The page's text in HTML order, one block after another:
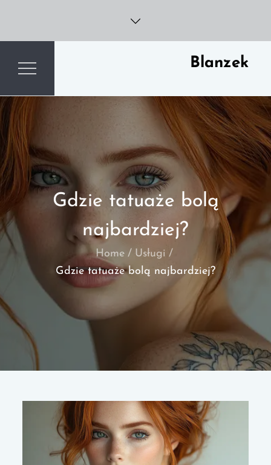
content
Blanzek
Gdzie tatuaże bolą
najbardziej?
Home
Usługi
Gdzie tatuaże bolą najbardziej?